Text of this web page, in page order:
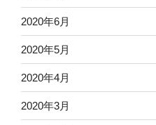
2020年6月
2020年5月
2020年4月
2020年3月